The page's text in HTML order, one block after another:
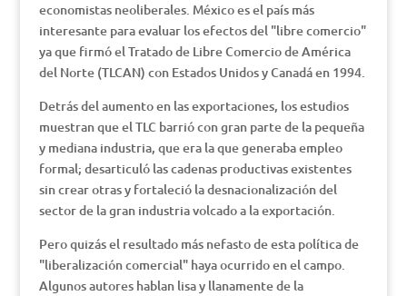
economistas neoliberales. México es el país más
interesante para evaluar los efectos del "libre comercio"
ya que firmó el Tratado de Libre Comercio de América
del Norte (TLCAN) con Estados Unidos y Canadá en 1994.
Detrás del aumento en las exportaciones, los estudios
muestran que el TLC barrió con gran parte de la pequeña
y mediana industria, que era la que generaba empleo
formal; desarticuló las cadenas productivas existentes
sin crear otras y fortaleció la desnacionalización del
sector de la gran industria volcado a la exportación.
Pero quizás el resultado más nefasto de esta política de
"liberalización comercial" haya ocurrido en el campo.
Algunos autores hablan lisa y llanamente de la